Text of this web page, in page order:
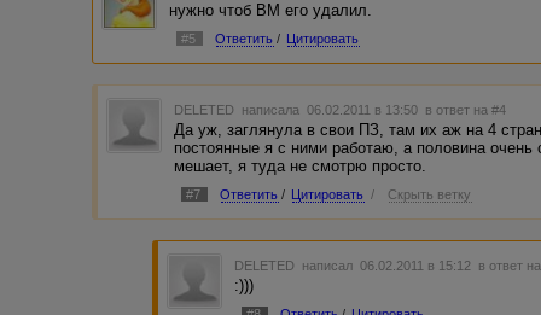
нужно чтоб ВМ его удалил.
#5 Ответить / Цитировать
DELETED написала 06.02.2011 в 13:50 в ответ на #4
Да уж, заглянула в свои ПЗ, там их аж на 4
постоянные я с ними работаю, а половина очень
мешает, я туда не смотрю просто.
#7 Ответить / Цитировать / Скрыть ветку
DELETED написал 06.02.2011 в 15:12 в ответ
:)))